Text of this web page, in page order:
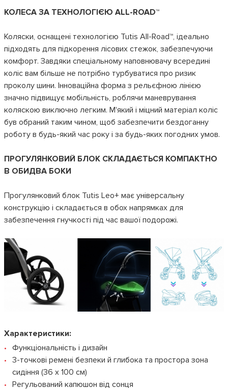
КОЛЕСА ЗА ТЕХНОЛОГІЄЮ ALL-ROAD™
Коляски, оснащені технологією Tutis All-Road™, ідеально
підходять для підкорення лісових стежок, забезпечуючи
комфорт. Завдяки спеціальному наповнювачу всередині
коліс вам більше не потрібно турбуватися про ризик
проколу шини. Інноваційна форма з рельєфною лінією
значно підвищує мобільність, роблячи маневрування
коляскою виключно легким. М'який і міцний матеріал коліс
був обраний таким чином, щоб забезпечити бездоганну
роботу в будь-який час року і за будь-яких погодних умов.
ПРОГУЛЯНКОВИЙ БЛОК СКЛАДАЄТЬСЯ КОМПАКТНО
В ОБИДВА БОКИ
Прогулянковий блок Tutis Leo+ має універсальну
конструкцію і складається в обох напрямках для
забезпечення гнучкості під час вашої подорожі.
Характеристики:
Функціональність і дизайн
3-точкові ремені безпеки й глибока та простора зона
сидіння (36 x 100 см)
Регульований капюшон від сонця